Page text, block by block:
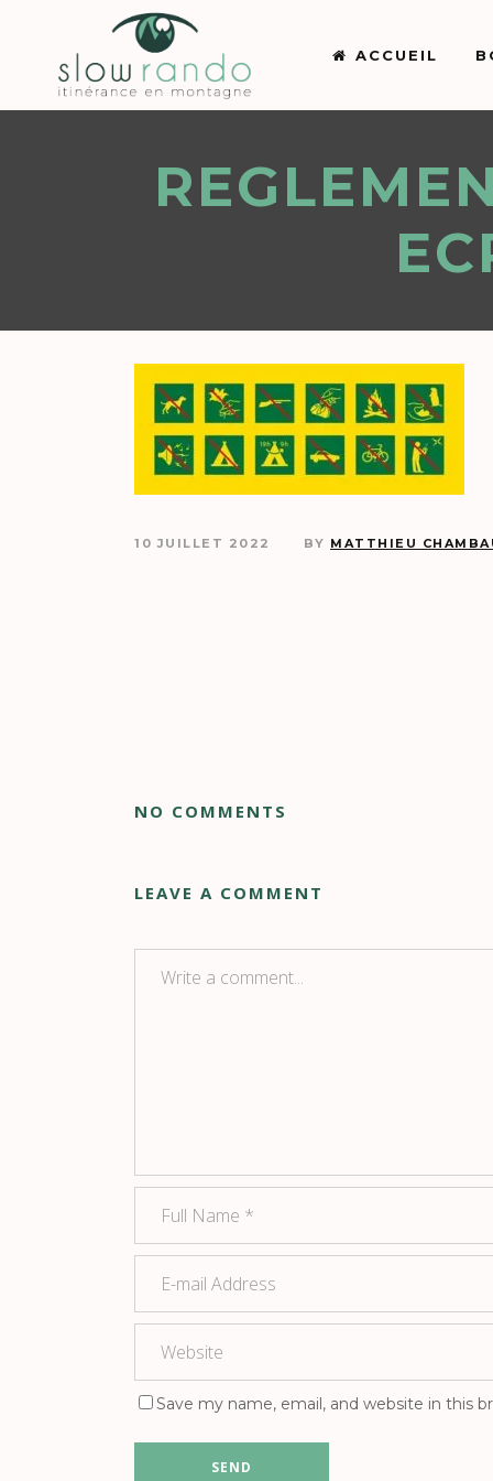
ACCUEIL
10 JUILLET 2022 BY MATTHIEU
NO COMMENTS
LEAVE A COMMENT
Save my name, email, and website in this